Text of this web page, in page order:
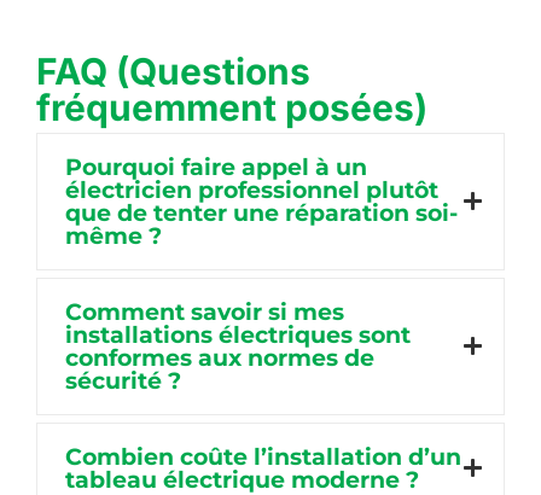
FAQ (Questions
fréquemment posées)
Pourquoi faire appel à un
électricien professionnel plutôt
que de tenter une réparation soi-
même ?
Comment savoir si mes
installations électriques sont
conformes aux normes de
sécurité ?
Combien coûte l’installation d’un
tableau électrique moderne ?